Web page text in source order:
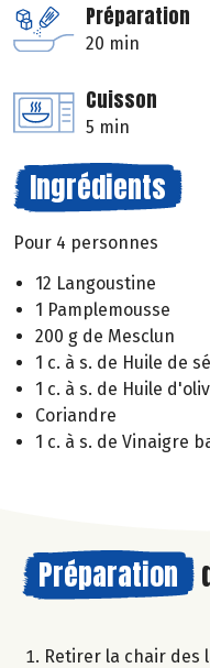
Préparation
20 min
Cuisson
5 min
Ingrédients
Pour 4 personnes
12 Langoustine
1 Pamplemousse
200 g de Mesclun
1 c. à s. de Huile de
1 c. à s. de Huile
Coriandre
1 c. à s. de Vinaigre
Préparation
Retirer la chair des